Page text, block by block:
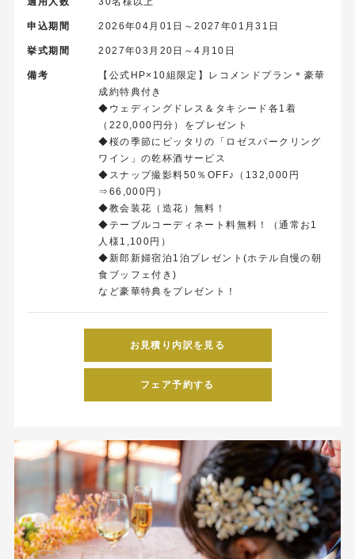
申込期間 2026年04月01日～2027年01月31日
挙式期間 2027年03月20日～4月10日
備考
【公式HP×10組限定】レコメンドプラン＊豪華
成約特典付き
◆ウェディングドレス＆タキシード各1着
（220,000円分）をプレゼント
◆桜の季節にピッタリの「ロゼスパークリング
ワイン」の乾杯酒サービス
◆スナップ撮影料50％OFF♪（132,000円
⇒66,000円）
◆教会装花（造花）無料！
◆テーブルコーディネート料無料！（通常お1
人様1,100円）
◆新郎新婦宿泊1泊プレゼント(ホテル自慢の朝
食ブッフェ付き)
など豪華特典をプレゼント！
お見積り内訳を見る
フェア予約する